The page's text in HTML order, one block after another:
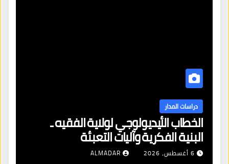
دراسات المدار
الخطاب الأيديولوجي لولاية الفقيه ـ
البنية الفكرية وآليات التعبئة
6 أغسطس، 2026 ALMADAR